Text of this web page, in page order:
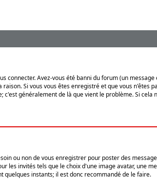
Avez-vous été banni du forum (un message
Si vous vous êtes enregistré et que vous n'êtes
généralement de là que vient le problème. Si cela
ou non de vous enregistrer pour poster des
les invités tels que le choix d'une image avatar, une
instants; il est donc recommandé de le faire.